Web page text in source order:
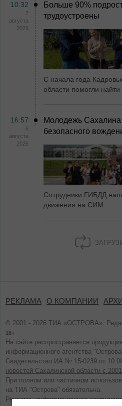
10:32
7
августа
2026
Больше 90%
трудоустроены
С начала года
области помогли
16:57
6
августа
2026
Молодежь Сахалина
безопасного
Сотрудники ГИБДД
движения на СИМ
РЕКЛАМА О КОМПАНИИ
© 2001 - 2026 ТИА «ОСТРОВА».
18+
На сайте распространяется
информационного агентства
Свидетельство ИА № 15-0239 от
новостей Сахалинской области с
При полном или частичном
на ТИА "Острова" обязательна.
Реклама, информационное